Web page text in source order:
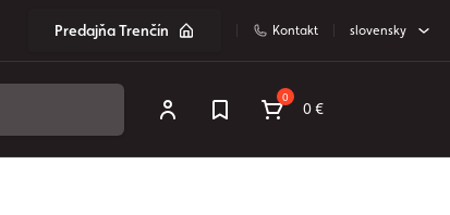
Predajňa Trenčín Kontakt slovensky
0
0 €